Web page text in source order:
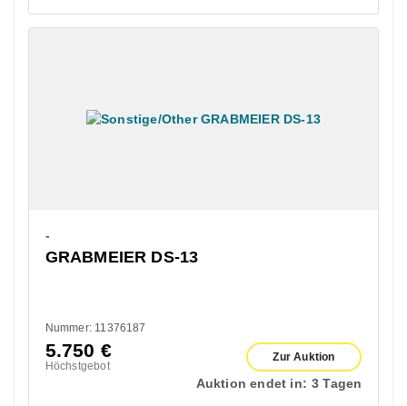
-
GRABMEIER DS-13
Nummer: 11376187
5.750 €
Höchstgebot
Zur Auktion
Auktion endet in: 3 Tagen